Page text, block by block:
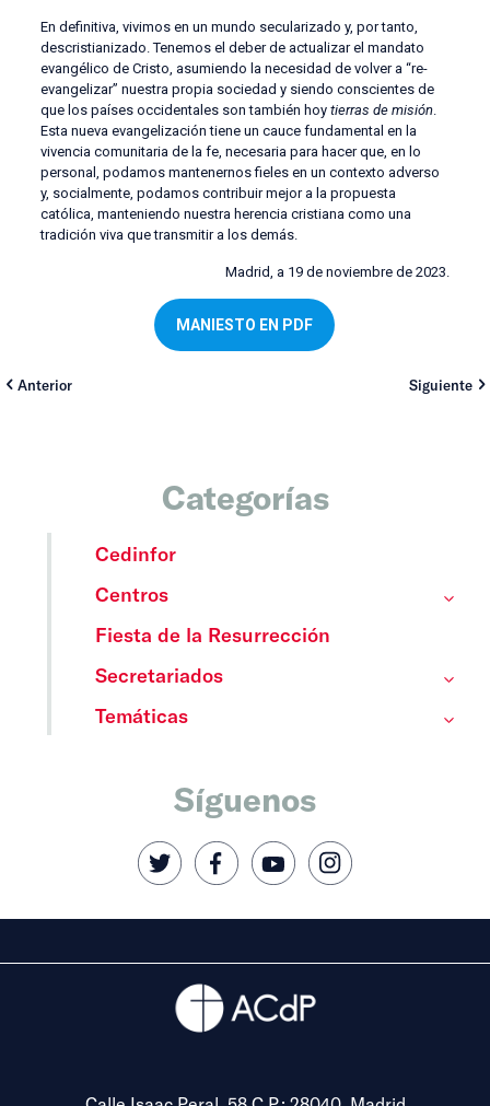
En definitiva, vivimos en un mundo secularizado y, por tanto,
descristianizado. Tenemos el deber de actualizar el mandato
evangélico de Cristo, asumiendo la necesidad de volver a “re-
evangelizar” nuestra propia sociedad y siendo conscientes de
que los países occidentales son también hoy tierras de misión.
Esta nueva evangelización tiene un cauce fundamental en la
vivencia comunitaria de la fe, necesaria para hacer que, en lo
personal, podamos mantenernos fieles en un contexto adverso
y, socialmente, podamos contribuir mejor a la propuesta
católica, manteniendo nuestra herencia cristiana como una
tradición viva que transmitir a los demás.
Madrid, a 19 de noviembre de 2023.
MANIESTO EN PDF
Anterior Siguiente
Categorías
Cedinfor
Centros
Fiesta de la Resurrección
Secretariados
Temáticas
Síguenos